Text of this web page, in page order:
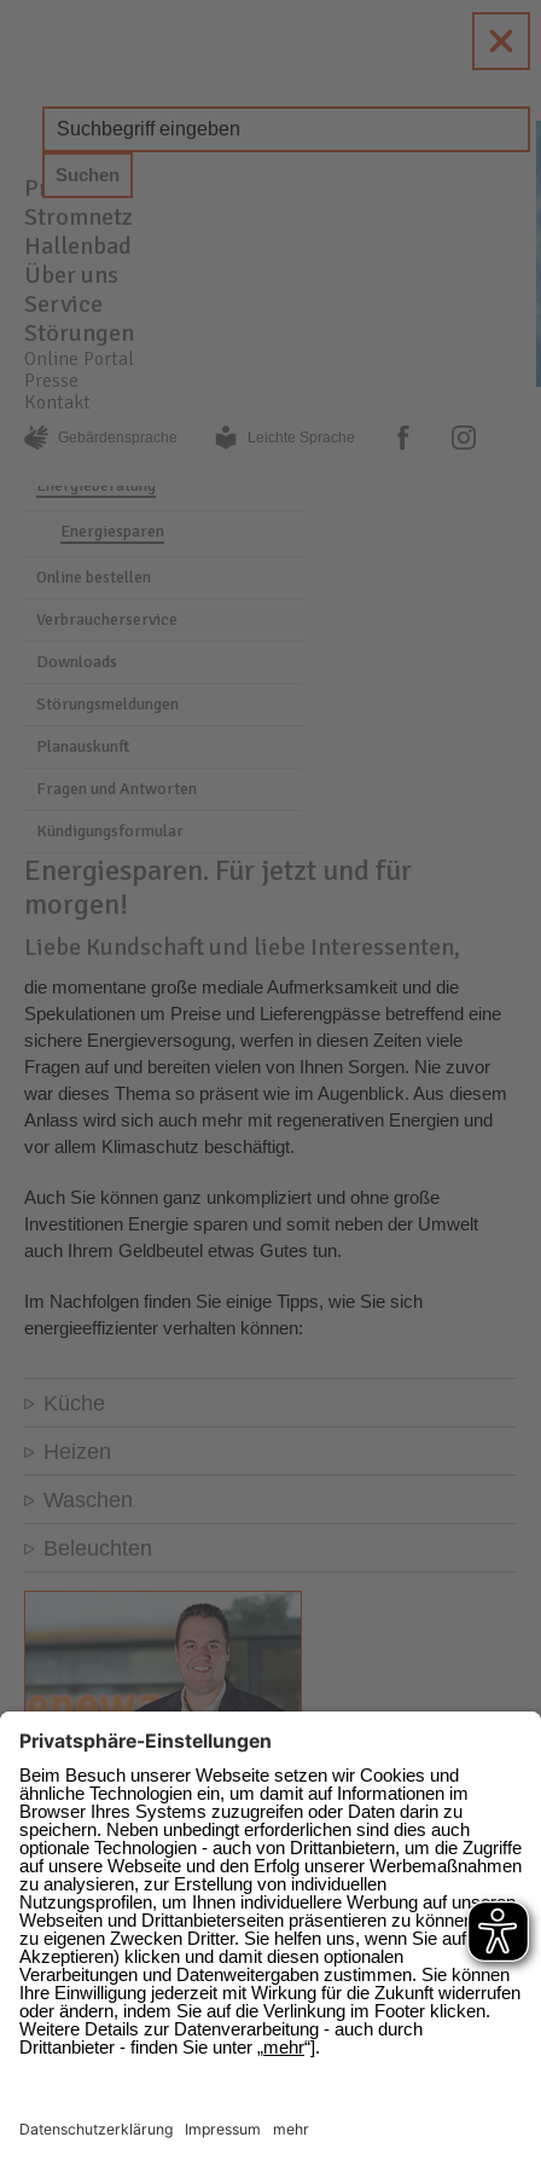
enewa
Online Portal
Presse
Kontakt
Gebärden­sprache Leichte Sprache facebook instagram
Produkte
Stromnetz
Hallenbad
Über uns
Service
Störungen
Energieberatung
Energiesparen
Online bestellen
Verbraucherservice
Downloads
Störungsmeldungen
Planauskunft
Fragen und Antworten
Kündigungsformular
Energiesparen. Für jetzt und für
morgen!
Liebe Kundschaft und liebe Interessenten,
die momentane große mediale Aufmerksamkeit und die
Spekulationen um Preise und Lieferengpässe betreffend eine
sichere Energieversogung, werfen in diesen Zeiten viele
Fragen auf und bereiten vielen von Ihnen Sorgen. Nie zuvor
war dieses Thema so präsent wie im Augenblick. Aus diesem
Anlass wird sich auch mehr mit regenerativen Energien und
vor allem Klimaschutz beschäftigt.
Auch Sie können ganz unkompliziert und ohne große
Investitionen Energie sparen und somit neben der Umwelt
auch Ihrem Geldbeutel etwas Gutes tun.
Im Nachfolgen finden Sie einige Tipps, wie Sie sich
energieeffizienter verhalten können:
Küche
Heizen
Waschen
Beleuchten
enewa GmbH
Energie + Wasser Wachtberg
Am Wachtbergring 2a
direkt am EKZ
53343 Wachtberg-Berkum
0228 / 377368 0
0228 / 377368 10